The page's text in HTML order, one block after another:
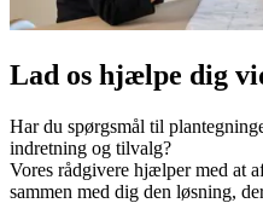
Lad os hjælpe dig
Har du spørgsmål til
indretning og tilvalg?
Vores rådgivere hjælper med at
sammen med dig den løsning,